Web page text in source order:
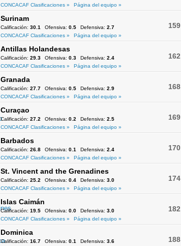
CONCACAF Clasificaciones »
Página del equipo »
Surinam
Calificación: 30.1 Ofensiva: 0.5 Defensiva: 2.7
CONCACAF Clasificaciones »
Página del equipo »
159
Antillas Holandesas
Calificación: 29.3 Ofensiva: 0.3 Defensiva: 2.4
CONCACAF Clasificaciones »
Página del equipo »
162
Granada
Calificación: 27.7 Ofensiva: 0.5 Defensiva: 2.9
CONCACAF Clasificaciones »
Página del equipo »
168
Curaçao
Calificación: 27.2 Ofensiva: 0.2 Defensiva: 2.5
CONCACAF Clasificaciones »
Página del equipo »
169
Barbados
Calificación: 26.8 Ofensiva: 0.1 Defensiva: 2.4
CONCACAF Clasificaciones »
Página del equipo »
170
St. Vincent and the Grenadines
Calificación: 25.2 Ofensiva: 0.4 Defensiva: 3.0
CONCACAF Clasificaciones »
Página del equipo »
174
Islas Caimán
Calificación: 19.5 Ofensiva: 0.0 Defensiva: 3.0
CONCACAF Clasificaciones »
Página del equipo »
182
Dominica
Calificación: 16.7 Ofensiva: 0.1 Defensiva: 3.6
188